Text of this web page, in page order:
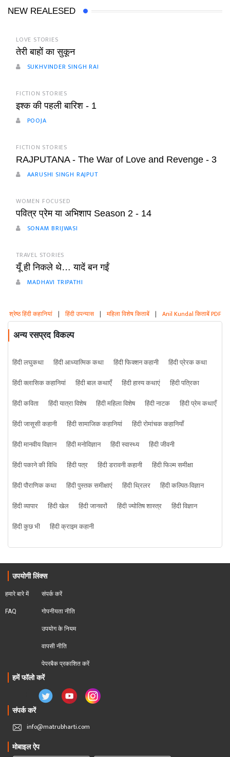
NEW REALESED
LOVE STORIES
तेरी बाहों का सुकून
SUKHVINDER SINGH RAI
FICTION STORIES
इश्क की पहली बारिश - 1
POOJA
FICTION STORIES
RAJPUTANA - The War of Love and Revenge - 3
AARUSHI SINGH RAJPUT
WOMEN FOCUSED
पवित्र प्रेम या अभिशाप Season 2 - 14
SONAM BRIJWASI
TRAVEL STORIES
यूँ ही निकले थे… यादें बन गईं
MADHAVI TRIPATHI
श्रेष्ठ हिंदी कहानियां | हिंदी उपन्यास | महिला विशेष किताबें | Anil Kundal किताबें PDF
अन्य रसप्रद विकल्प
हिंदी लघुकथा हिंदी आध्यात्मिक कथा हिंदी फिक्शन कहानी
हिंदी प्रेरक कथा
हिंदी क्लासिक कहानियां
हिंदी बाल कथाएँ हिंदी हास्य कथाएं
हिंदी पत्रिका
हिंदी कविता
हिंदी यात्रा विशेष हिंदी महिला विशेष हिंदी नाटक
हिंदी प्रेम कथाएँ
हिंदी जासूसी कहानी
हिंदी सामाजिक कहानियां
हिंदी रोमांचक कहानियाँ
हिंदी मानवीय विज्ञान
हिंदी मनोविज्ञान हिंदी स्वास्थ्य
हिंदी जीवनी
हिंदी पकाने की विधि
हिंदी पत्र हिंदी डरावनी कहानी
हिंदी फिल्म समीक्षा
हिंदी पौराणिक कथा
हिंदी पुस्तक समीक्षाएं हिंदी थ्रिलर
हिंदी कल्पित-विज्ञान
हिंदी व्यापार
हिंदी खेल हिंदी जानवरों हिंदी ज्योतिष शास्त्र
हिंदी विज्ञान
हिंदी कुछ भी
हिंदी क्राइम कहानी
उपयोगी लिंक्स
हमारे बारे में
FAQ
संपर्क करें
गोपनीयता नीति
उपयोग के नियम
वापसी नीति
पेपरबैक प्रकाशित करें
हमें फॉलो करें
संपर्क करें
info@matrubharti.com
मोबाइल ऐप